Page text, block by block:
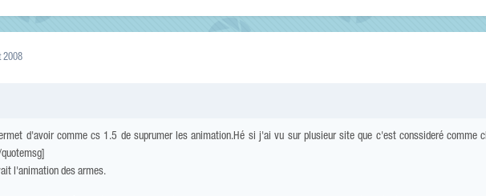
2008
d'avoir comme cs 1.5 de suprumer les animation.Hé si j'ai vu sur plusieur site que c'est conssideré comme
l'animation des armes.